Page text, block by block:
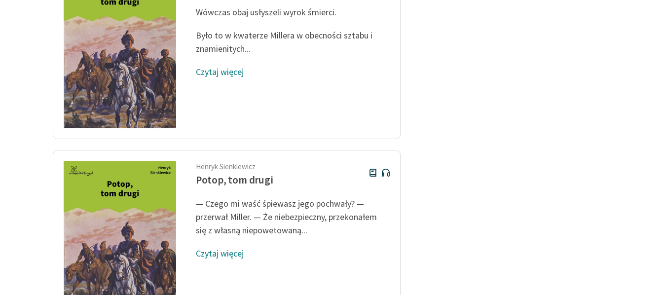
Wówczas obaj usłyszeli wyrok śmierci.
Było to w kwaterze Millera w obecności sztabu i
znamienitych...
Czytaj więcej
Henryk Sienkiewicz
Potop, tom drugi
— Czego mi waść śpiewasz jego pochwały? —
przerwał Miller. — Że niebezpieczny, przekonałem
się z własną niepowetowaną...
Czytaj więcej